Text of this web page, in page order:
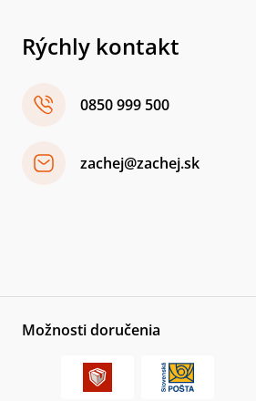
Rýchly kontakt
0850 999 500
zachej@zachej.sk
Možnosti doručenia